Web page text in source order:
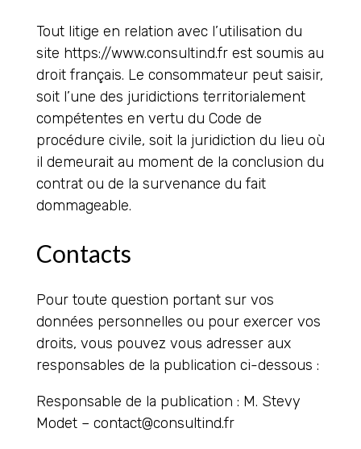
Tout litige en relation avec l’utilisation du
site https://www.consultind.fr est soumis au
droit français. Le consommateur peut saisir,
soit l’une des juridictions territorialement
compétentes en vertu du Code de
procédure civile, soit la juridiction du lieu où
il demeurait au moment de la conclusion du
contrat ou de la survenance du fait
dommageable.
Contacts
Pour toute question portant sur vos
données personnelles ou pour exercer vos
droits, vous pouvez vous adresser aux
responsables de la publication ci-dessous :
Responsable de la publication : M. Stevy
Modet – contact@consultind.fr